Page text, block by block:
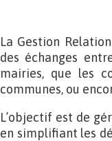
La Gestion
des échanges
mairies, que les
communes, ou
L’objectif est de
en simplifiant les